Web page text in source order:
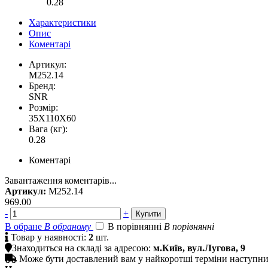
0.28
Характеристики
Опис
Коментарі
Артикул:
M252.14
Бренд:
SNR
Розмір:
35X110X60
Вага (кг):
0.28
Коментарі
Завантаження коментарів...
Артикул: M252.14
969.00
-
+
В обране В обраному В порівнянні В порівнянні
 Товар у наявності: 2 шт.
Знаходиться на складі за адресою: м.Київ, вул.Лугова, 9
 Може бути доставлений вам у найкоротші терміни